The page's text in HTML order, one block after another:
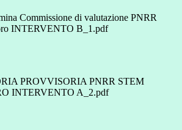
Commissione di valutazione PNRR
INTERVENTO B_1.pdf
PROVVISORIA PNRR STEM
INTERVENTO A_2.pdf